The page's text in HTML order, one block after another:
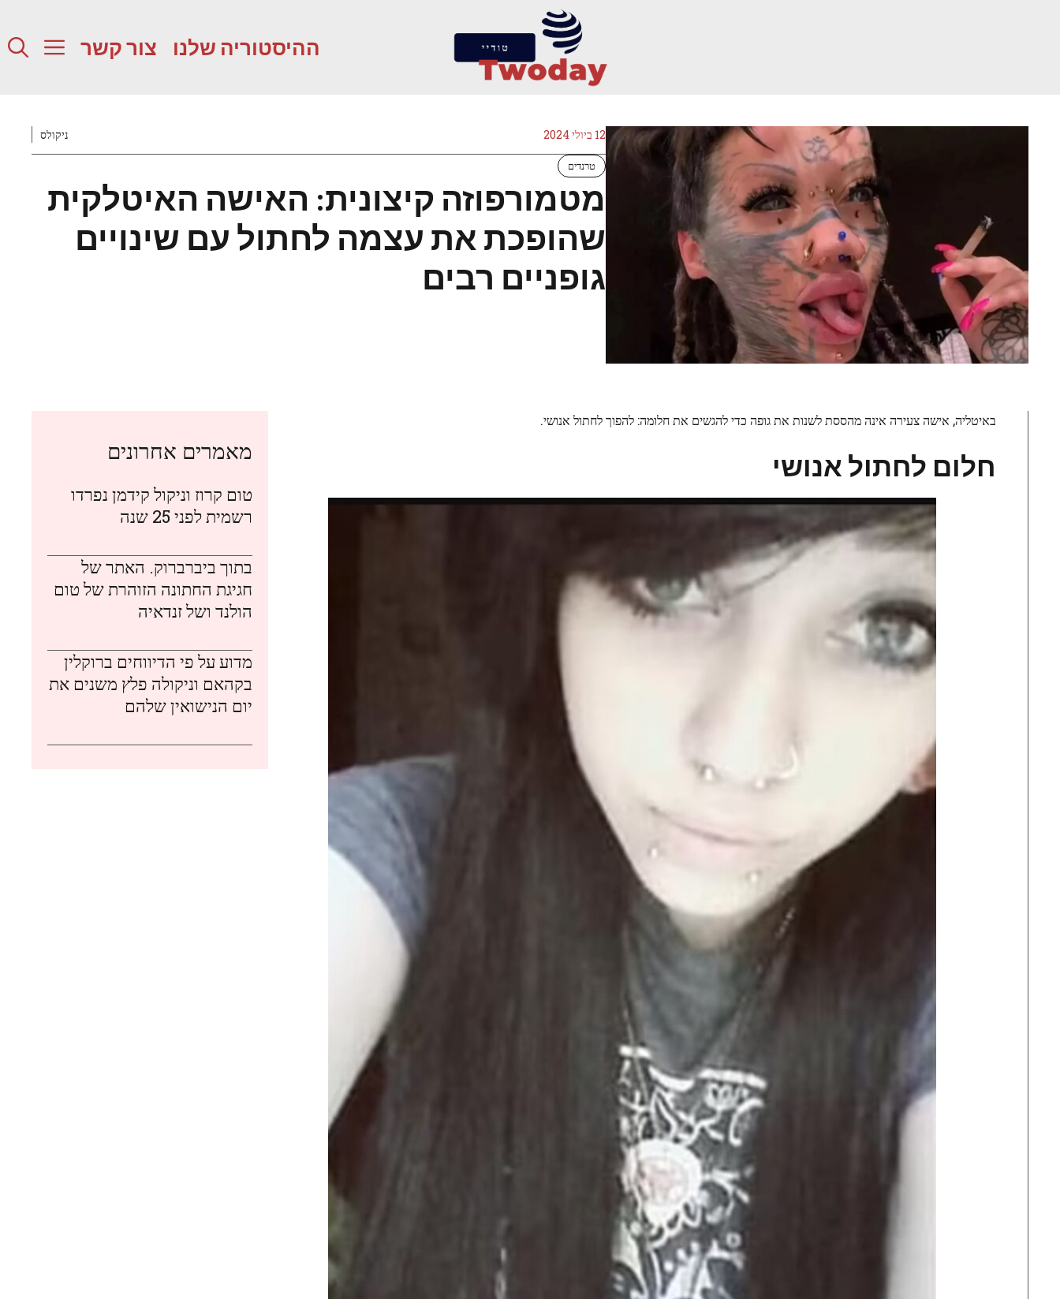
ההיסטוריה שלנו צור קשר
12 ביולי 2024 ניקולס
טרנדים
מטמורפוזה קיצונית: האישה האיטלקית
שהופכת את עצמה לחתול עם שינויים
גופניים רבים
באיטליה, אישה צעירה אינה מהססת לשנות את גופה כדי להגשים את חלומה: להפוך לחתול אנושי.
חלום לחתול אנושי מאמרים אחרונים
טום קרוז וניקול קידמן נפרדו
רשמית לפני 25 שנה
בתוך ביברברוק. האתר של
חגיגת החתונה הזוהרת של טום
הולנד ושל זנדאיה
מדוע על פי הדיווחים ברוקלין
בקהאם וניקולה פלץ משנים את
יום הנישואין שלהם